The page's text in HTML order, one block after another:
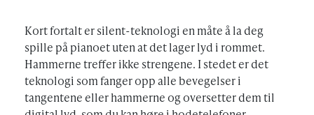
Kort fortalt er silent-teknologi en måte å la deg
spille på pianoet uten at det lager lyd i rommet.
Hammerne treffer ikke strengene. I stedet er det
teknologi som fanger opp alle bevegelser i
tangentene eller hammerne og oversetter dem til